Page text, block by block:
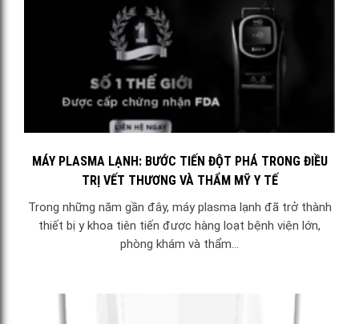
MÁY PLASMA LẠNH: BƯỚC TIẾN ĐỘT PHÁ TRONG ĐIỀU
TRỊ VẾT THƯƠNG VÀ THẨM MỸ Y TẾ
Trong những năm gần đây, máy plasma lạnh đã trở thành
thiết bị y khoa tiên tiến được hàng loạt bệnh viện lớn,
phòng khám và thẩm...